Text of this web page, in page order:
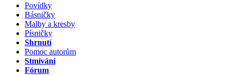
Povídky
Básničky
Malby a kresby
Písničky
Shrnutí
Pomoc autorům
Stmívání
Fórum